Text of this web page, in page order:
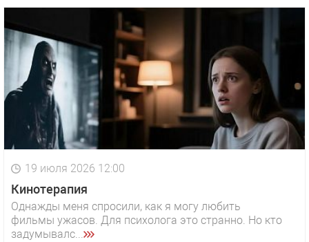
19 июля 2026 12:00
Кинотерапия
Однажды меня спросили, как я могу любить
фильмы ужасов. Для психолога это странно. Но кто
задумывалс...